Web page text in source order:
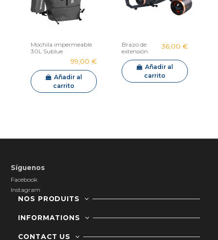
Mochila impermeable
30L Sublue
99,00 €
Añadir al
carrito
Brazo de
extensión
cámara
Sublue
36,00 €
Añadir al
carrito
Síguenos
Facebook
Instagram
NOS PRODUITS
INFORMATIONS
CONTACT US